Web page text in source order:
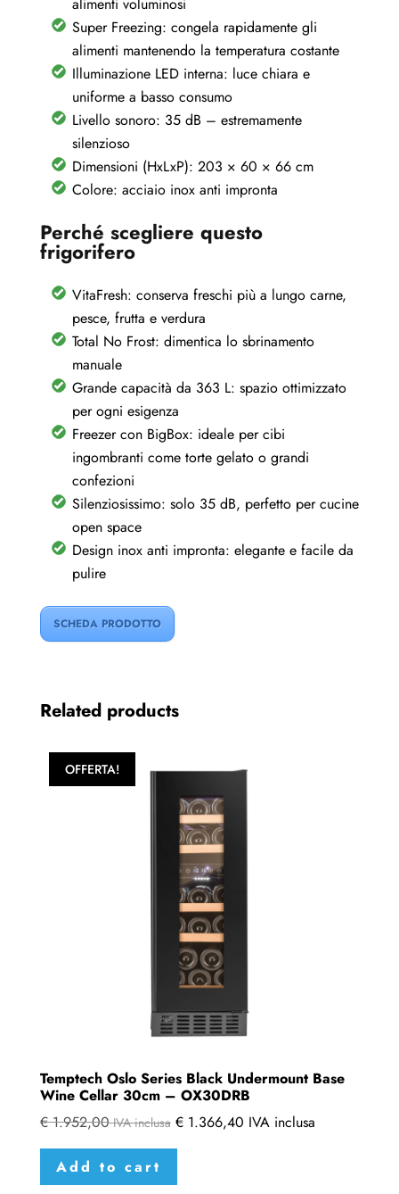
Super Freezing: congela rapidamente gli
alimenti mantenendo la temperatura costante
Illuminazione LED interna: luce chiara e
uniforme a basso consumo
Livello sonoro: 35 dB – estremamente
silenzioso
Dimensioni (HxLxP): 203 × 60 × 66 cm
Colore: acciaio inox anti impronta
Perché scegliere questo
frigorifero
VitaFresh: conserva freschi più a lungo carne,
pesce, frutta e verdura
Total No Frost: dimentica lo sbrinamento
manuale
Grande capacità da 363 L: spazio ottimizzato
per ogni esigenza
Freezer con BigBox: ideale per cibi
ingombranti come torte gelato o grandi
confezioni
Silenziosissimo: solo 35 dB, perfetto per cucine
open space
Design inox anti impronta: elegante e facile da
pulire
SCHEDA PRODOTTO
Related products
OFFERTA!
Temptech Oslo Series Black Undermount Base
Wine Cellar 30cm – OX30DRB
€1.952,00 IVA inclusa €1.366,40 IVA inclusa
Add to cart